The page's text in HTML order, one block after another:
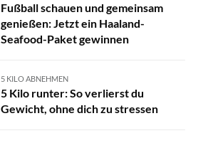
Fußball schauen und gemeinsam
genießen: Jetzt ein Haaland-
Seafood-Paket gewinnen
5 KILO ABNEHMEN
5 Kilo runter: So verlierst du
Gewicht, ohne dich zu stressen